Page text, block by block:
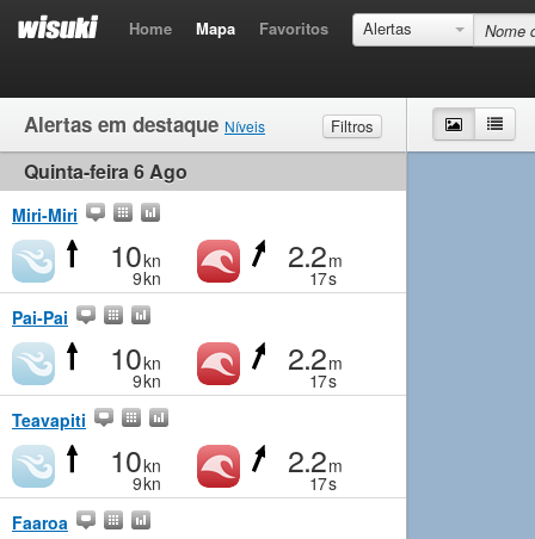
Home Mapa Favoritos Alertas
Alertas em destaque Níveis
Filtros
Vento
Ondas
Quinta-feira 6 Ago
Miri-Miri
10kn
9kn
2.2m
17s
Pai-Pai
10kn
9kn
2.2m
17s
Teavapiti
10kn
9kn
2.2m
17s
Faaroa
Mapa